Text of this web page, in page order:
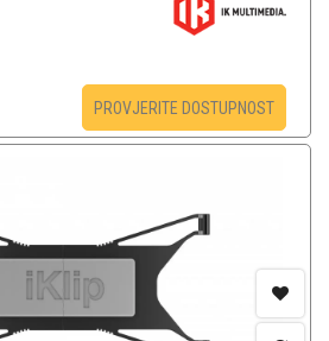
PROVJERITE DOSTUPNOST